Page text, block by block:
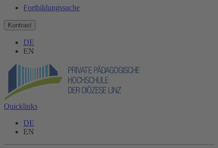
Fortbildungssuche
Kontrast
DE
EN
Quicklinks
DE
EN